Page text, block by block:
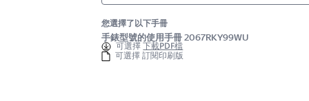
您選擇了以下手冊
手錶型號的使用手冊 2067RKY99WU
可選擇下載PDF檔
可選擇 訂閱印刷版